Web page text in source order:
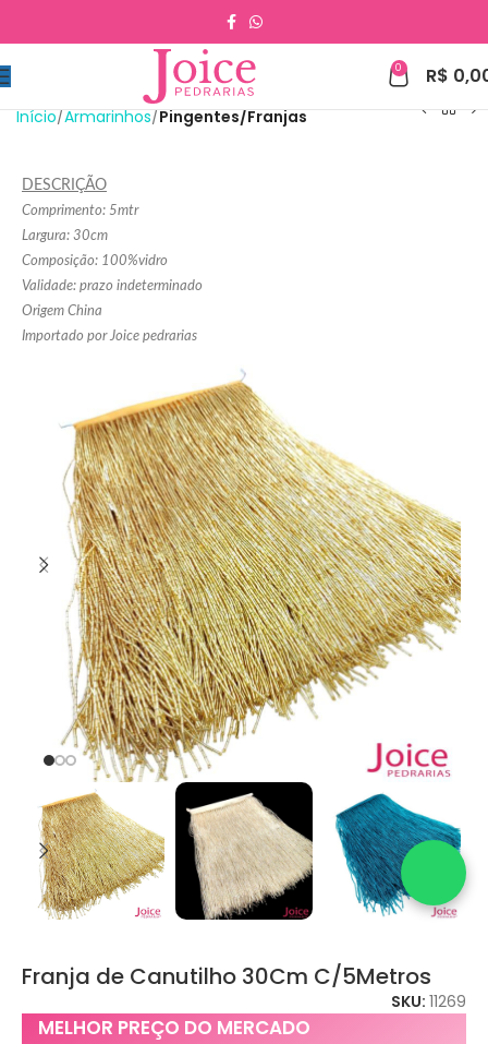
0 R$
Início Armarinhos Pingentes/Franjas
DESCRIÇÃO
Comprimento: 5mtr
Largura: 30cm
Composição: 100%vidro
Validade: prazo indeterminado
Origem China
Importado por Joice pedrarias
Franja de Canutilho 30Cm C/5Metros
SKU: 11269
MELHOR PREÇO DO MERCADO